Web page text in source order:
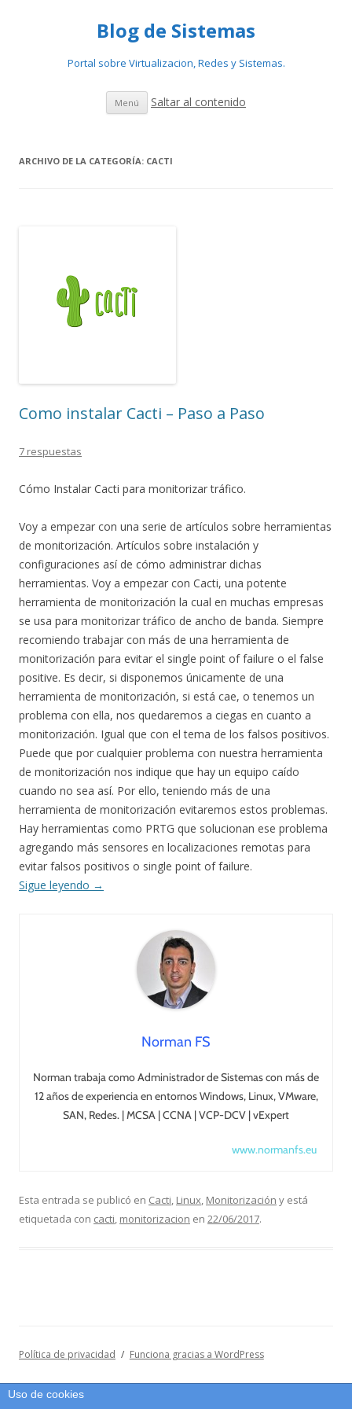
Blog de Sistemas
Portal sobre Virtualizacion, Redes y Sistemas.
Menú Saltar al contenido
ARCHIVO DE LA CATEGORÍA: CACTI
Como instalar Cacti – Paso a Paso
7 respuestas
Cómo Instalar Cacti para monitorizar tráfico.
Voy a empezar con una serie de artículos sobre herramientas
de monitorización. Artículos sobre instalación y
configuraciones así de cómo administrar dichas
herramientas. Voy a empezar con Cacti, una potente
herramienta de monitorización la cual en muchas empresas
se usa para monitorizar tráfico de ancho de banda. Siempre
recomiendo trabajar con más de una herramienta de
monitorización para evitar el single point of failure o el false
positive. Es decir, si disponemos únicamente de una
herramienta de monitorización, si está cae, o tenemos un
problema con ella, nos quedaremos a ciegas en cuanto a
monitorización. Igual que con el tema de los falsos positivos.
Puede que por cualquier problema con nuestra herramienta
de monitorización nos indique que hay un equipo caído
cuando no sea así. Por ello, teniendo más de una
herramienta de monitorización evitaremos estos problemas.
Hay herramientas como PRTG que solucionan ese problema
agregando más sensores en localizaciones remotas para
evitar falsos positivos o single point of failure.
Sigue leyendo →
Norman FS
Norman trabaja como Administrador de Sistemas con más de
12 años de experiencia en entornos Windows, Linux, VMware,
SAN, Redes. | MCSA | CCNA | VCP-DCV | vExpert
www.normanfs.eu
Esta entrada se publicó en Cacti, Linux, Monitorización y está
etiquetada con cacti, monitorizacion en 22/06/2017.
Política de privacidad Funciona gracias a WordPress
Uso de cookies